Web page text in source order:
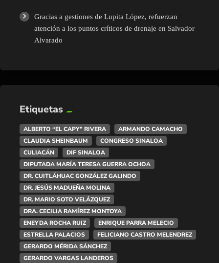
Gracias a gestiones de Lupita López, refuerzan
atención a los puntos críticos de drenaje en Salvador
Alvarado
Etiquetas
ALBERTO “EL CAPY” RIVERA
ARMANDO CAMACHO
CLAUDIA SHEINBAUM
CONGRESO SINALOA
CULIACÁN
DIF SINALOA
DIPUTADA MARÍA TERESA GUERRA OCHOA
DR. CUITLÁHUAC GONZÁLEZ GALINDO
DR. JESÚS MADUEÑA MOLINA
DR. MARIO SOTO VELÁZQUEZ
DRA. CECILIA RAMÍREZ MONTOYA
ENEYDA ROCHA RUIZ
ENRIQUE PARRA MELECIO
ESTRELLA PALACIOS
FELICIANO CASTRO MELENDREZ
GERARDO MÉRIDA SÁNCHEZ
GERARDO VARGAS LANDEROS